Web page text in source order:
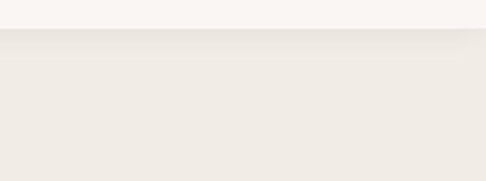
scandichotels.com/da, scandichotels.com/de,